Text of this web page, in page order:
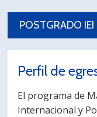
POSTGRADO IEI
Perfil de
El programa de
Internacional y